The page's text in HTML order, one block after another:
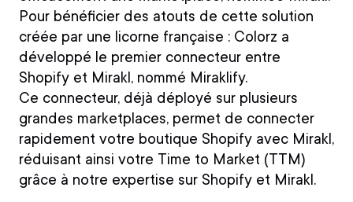
Pour bénéficier des atouts de cette solution
créée par une licorne française : Colorz a
développé le premier connecteur entre
Shopifyet Mirakl, nommé Miraklify.
Ce connecteur, déjà déployé sur plusieurs
grandes marketplaces, permet de connecter
rapidement votre boutique Shopify avec Mirakl,
réduisant ainsi votre Time to Market (TTM)
grâce à notre expertise sur Shopify et Mirakl.